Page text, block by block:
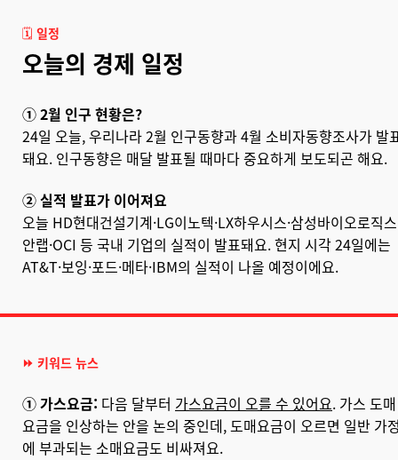
🗓️ 일정
오늘의 경제 일정
① 2월 인구 현황은?
24일 오늘, 우리나라 2월 인구동향과 4월 소비자동향조사가 발
돼요. 인구동향은 매달 발표될 때마다 중요하게 보도되곤 해요.
② 실적 발표가 이어져요
오늘 HD현대건설기계·LG이노텍·LX하우시스·삼성바이오로직스
안랩·OCI 등 국내 기업의 실적이 발표돼요. 현지 시각 24일에는
AT&T·보잉·포드·메타·IBM의 실적이 나올 예정이에요.
⏩ 키워드 뉴스
① 가스요금: 다음 달부터 가스요금이 오를 수 있어요. 가스 도매
요금을 인상하는 안을 논의 중인데, 도매요금이 오르면 일반 가
에 부과되는 소매요금도 비싸져요.